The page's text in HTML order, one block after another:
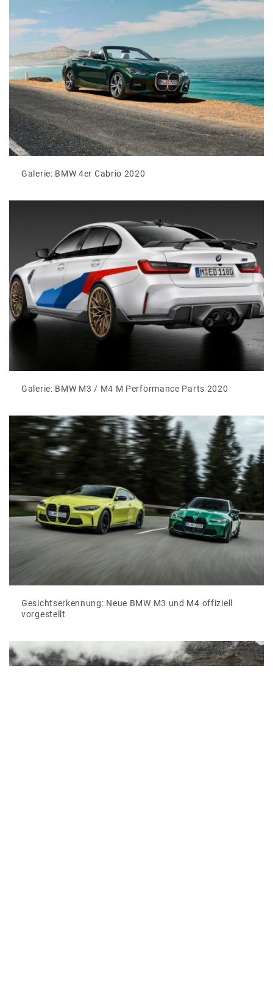
Galerie: BMW 4er Cabrio 2020
Galerie: BMW M3 / M4 M Performance Parts 2020
Gesichtserkennung: Neue BMW M3 und M4 offiziell
vorgestellt